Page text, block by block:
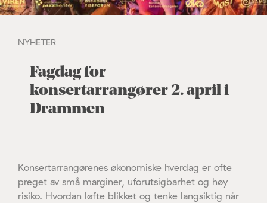
NYHETER
Fagdag for
konsertarrangører 2. april i
Drammen
Konsertarrangørenes økonomiske hverdag er ofte
preget av små marginer, uforutsigbarhet og høy
risiko. Hvordan løfte blikket og tenke langsiktig når